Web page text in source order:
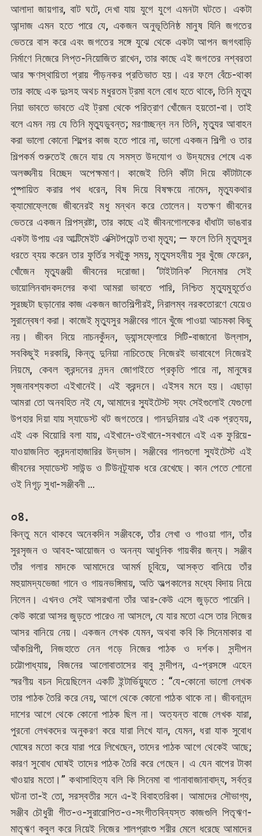
আলাদা জায়গার, বাট ঘটে, দেখা যায় যুগে যুগে এমনটা ঘটতে। একটা
আন্দাজ এমন হতে পারে যে, একজন অনুভূতিনিষ্ঠ মানুষ যিনি জগতের
ভেতরে বাস করে এবং জগতের সঙ্গে যুঝে থেকে একটা আপন জগৎবাড়ি
নির্মাণে নিজেরে লিপ্ত-নিয়োজিত রাখেন, তার কাছে এই জগতের নশ্বরতা
আর ক্ষণস্থায়িতা প্রায় পীড়নকর প্রতিভাত হয়। এর ফলে বেঁচে-থাকা
তার কাছে এক দুঃসহ অথচ মধুরতম ট্রমা বলে বোধ হতে থাকে, তিনি মৃত্যু
নিয়া ভাবতে ভাবতে এই ট্রমা থেকে পরিত্রাণ খোঁজেন হয়তো-বা। তাই
বলে এমন নয় যে তিনি মৃত্যুডুবন্ত; মরণাচ্ছন্ন নন তিনি, মৃত্যুর আবাহন
করা ভালো কোনো শিল্পের কাজ হতে পারে না, ভালো একজন শিল্পী ও তার
শিল্পকর্ম শুরুতেই জেনে যায় যে সমস্ত উদযোগ ও উদ্যমের শেষে এক
অলঙ্ঘনীয় বিচ্ছেদ অপেক্ষমাণ। কাজেই তিনি কাঁটা দিয়ে কাঁটাটাকে
পুষ্পায়িত করার পথ ধরেন, বিষ দিয়ে বিষক্ষয়ে নামেন, মৃত্যুকথার
ক্যামোফ্লেজে জীবনেরই মধু মন্থন করে তোলেন। যতক্ষণ জীবনের
ভেতরে একজন শিল্পস্রষ্টা, তার কাছে এই জীবনগোলকের ধাঁধাটা ভাঙবার
একটা উপায় এর আল্টিমেইট এক্সিটপয়েন্ট তথা মৃত্যু; — ফলে তিনি মৃত্যুসুর
ধরতে ব্যয় করেন তার ফুর্তির সবটুকু সময়, মৃত্যুসহনীয় সুর খুঁজে ফেরেন,
খোঁজেন মৃত্যুঞ্জয়ী জীবনের দরোজা। ‘টাইটানিক’ সিনেমার সেই
ভায়োলিনবাদকদলের কথা আমরা ভাবতে পারি, নিশ্চিত মৃত্যুমুহূর্তেও
সুরচ্ছটা ছড়ানোর কাজ একজন জাতশিল্পীরই, নিরালম্ব নরকতোরণে যেয়েও
সুরান্বেষণ করা। কাজেই মৃত্যুসুর সঞ্জীবের গানে খুঁজে পাওয়া আচমকা কিছু
নয়। জীবন নিয়ে নাচনকুঁদন, ড্যান্সফ্লোরে সিটি-বাজানো উল্লাস,
সবকিছুই দরকারি, কিন্তু দুনিয়া নাচিতেছে নিজেরই ভাবাবেগে নিজেরই
নিয়মে, কেবল ক্রন্দনের নন্দন জোগাইতে প্রকৃতি পারে না, মানুষের
সৃজনাবশ্যকতা এইখানেই। এই ক্রন্দনে। এইসব মনে হয়। এছাড়া
আমরা তো অনবহিত নই যে, আমাদের স্যুইটেস্ট স্যং সেইগুলোই যেগুলো
উপহার দিয়া যায় স্যাডেস্ট থট জগতেরে। গানদুনিয়ার এই এক প্রত্যয়,
এই এক থিয়োরি বলা যায়, এইখানে-ওইখানে-সবখানে এই এক ফুরিয়ে-
যাওয়াজনিত ক্রন্দনাহাজারির উদ্ভাস। সঞ্জীবের গানগুলো স্যুইটেস্ট এই
জীবনের স্যাডেস্ট সাউন্ড ও টিউনট্র্যাক ধরে রেখেছে। কান পেতে শোনো
ওই নিগূঢ় সুধা-সঞ্জীবনী …
০৪.
কিন্তু মনে থাকবে অনেকদিন সঞ্জীবকে, তাঁর লেখা ও গাওয়া গান, তাঁর
সুরসৃজন ও আবহ-আয়োজন ও অনন্য আধুনিক গায়কীর জন্য। সঞ্জীব
তাঁর গলার মাদকে আমাদেরে আমর্ম চুবিয়ে, আসক্ত বানিয়ে তাঁর
মহুয়ামদ্যভেজা গানে ও গায়নভঙ্গিমায়, অতি অল্পকালের মধ্যে বিদায় নিয়ে
নিলেন। এখনও সেই আসরখানা তাঁর আর-কেউ এসে জুড়তে পারেনি।
কেউ কারো আসর জুড়তে পারেও না আসলে, যে যার মতো এসে তার নিজের
আসর বানিয়ে নেয়। একজন লেখক যেমন, অথবা কবি কি সিনেমাকার বা
আঁকশিল্পী, নিজহাতে নেন গড়ে নিজের পাঠক ও দর্শক। সন্দীপন
চট্টোপাধ্যায়, বিজনের আলোবাতাসের বাবু সন্দীপন, এ-প্রসঙ্গে এহেন
স্মরণীয় বচন দিয়েছিলেন একটি ইন্টার্ভিয়্যুতে : “যে-কোনো ভালো লেখক
তার পাঠক তৈরি করে নেয়, আগে থেকে কোনো পাঠক থাকে না। জীবনানন্দ
দাশের আগে থেকে কোনো পাঠক ছিল না। অত্যন্ত বাজে লেখক যারা,
পুরনো লেখকদের অনুকরণ করে যারা লিখে যান, যেমন, ধরা যাক সুবোধ
ঘোষের মতো করে যারা পরে লিখেছেন, তাদের পাঠক আগে থেকেই আছে;
কারণ সুবোধ ঘোষই তাদের পাঠক তৈরি করে গেছেন। এ যেন বাপের টাকা
খাওয়ার মতো।” কথাসাহিত্য বলি কি সিনেমা বা গানাবাজানাবাদ্য, সর্বত্র
ঘটনা তা-ই তো, সরস্বতীর সনে এ-ই বিবাহতরিকা। আমাদের সৌভাগ্য,
সঞ্জীব চৌধুরী গীত-ও-সুরারোপিত-ও-সংগীতবিন্যস্ত কাজগুলি পিতৃঋণ-
মাতৃঋণ কবুল করে নিয়েই নিজের শালপ্রাংশু শরীর মেলে ধরেছে আমাদের